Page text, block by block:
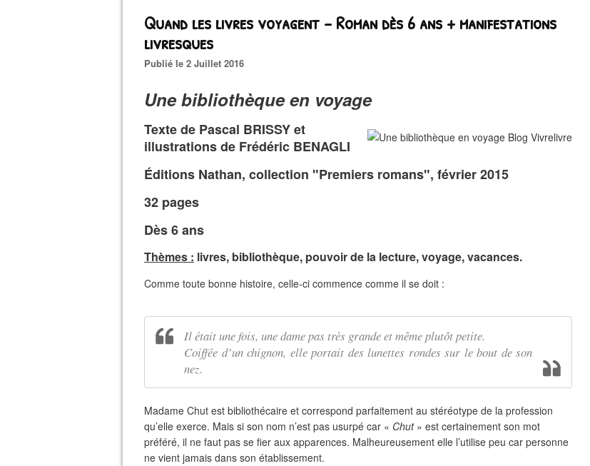
Quand les livres voyagent – Roman dès 6 ans + manifestations
livresques
Publié le 2 Juillet 2016
Une bibliothèque en voyage
Texte de Pascal BRISSY et
illustrations de Frédéric BENAGLI
Éditions Nathan, collection "Premiers romans", février 2015
32 pages
Dès 6 ans
Thèmes : livres, bibliothèque, pouvoir de la lecture, voyage, vacances.
Comme toute bonne histoire, celle-ci commence comme il se doit :
Il était une fois, une dame pas très grande et même plutôt petite.
Coiffée d’un chignon, elle portait des lunettes rondes sur le bout de son
nez.
Madame Chut est bibliothécaire et correspond parfaitement au stéréotype de la profession
qu’elle exerce. Mais si son nom n’est pas usurpé car « Chut» est certainement son mot
préféré, il ne faut pas se fier aux apparences. Malheureusement elle l’utilise peu car personne
ne vient jamais dans son établissement.